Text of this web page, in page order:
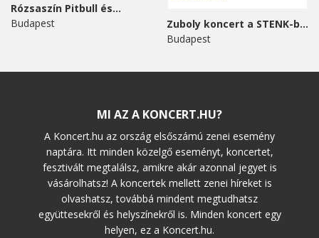
Rózsaszín Pitbull és...
Budapest
Zuboly koncert a STENK-ben
Budapest
MI AZ A KONCERT.HU?
A Koncert.hu az ország elsőszámú zenei esemény
naptára. Itt minden közelgő eseményt, koncertet,
fesztivált megtalálsz, amikre akár azonnal jegyet is
vásárolhatsz! A koncertek mellett zenei híreket is
olvashatsz, továbbá mindent megtudhatsz
együttesekről és helyszínekről is. Minden koncert egy
helyen, ez a Koncert.hu.